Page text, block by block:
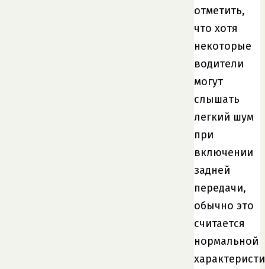
отметить,
что хотя
некоторые
водители
могут
слышать
легкий шум
при
включении
задней
передачи,
обычно это
считается
нормальной